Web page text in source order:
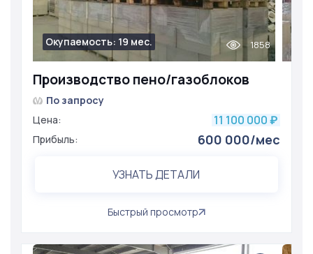
Производство пено/газоблоков
Окупаемость: 19 мес. 1858
По запросу
Цена:
11 100 000 ₽
Прибыль: 600 000/мес
УЗНАТЬ ДЕТАЛИ
Быстрый просмотр